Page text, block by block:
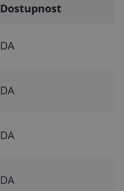
Dostupnost
DA
DA
DA
DA